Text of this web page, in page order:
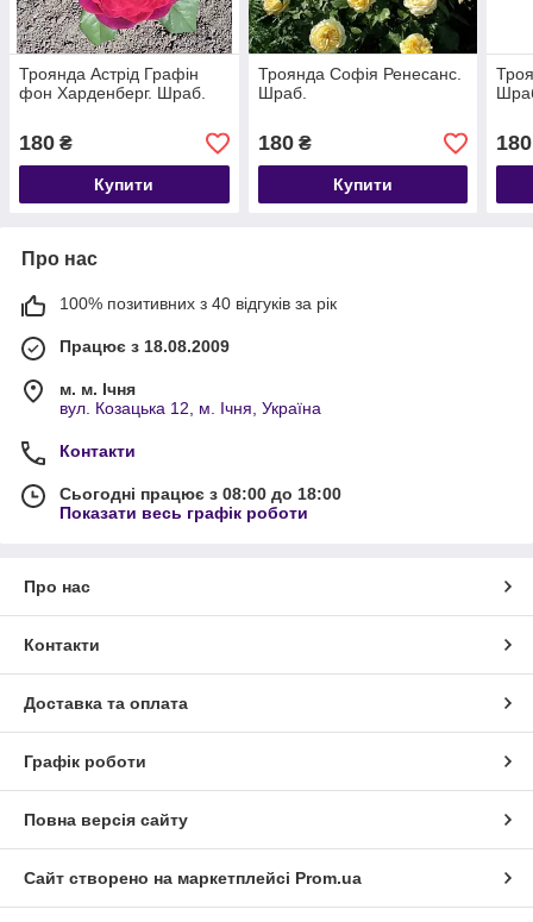
Троянда Астрід Графін
фон Харденберг. Шраб.
180 ₴
Купити
Троянда Софія Ренесанс.
Шраб.
180₴
Купити
180
Про нас
100% позитивних з 40 відгуків за рік
Працює з 18.08.2009
м. м. Ічня
вул. Козацька 12, м. Ічня, Україна
Контакти
Сьогодні працює з 08:00 до 18:00
Показати весь графік роботи
Про нас
Контакти
Доставка та оплата
Графік роботи
Повна версія сайту
Сайт створено на маркетплейсі Prom.ua